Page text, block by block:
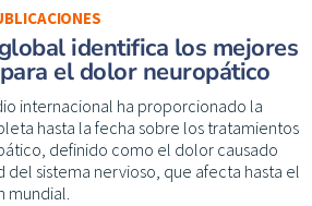
identifica los mejores
el dolor neuropático
internacional ha proporcionado la
hasta la fecha sobre los tratamientos
definido como el dolor causado
del sistema nervioso, que afecta hasta el
mundial.